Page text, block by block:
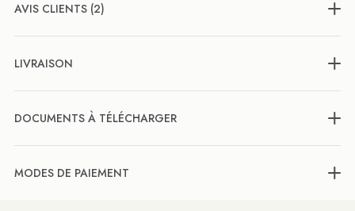
AVIS CLIENTS (2)
LIVRAISON
DOCUMENTS À TÉLÉCHARGER
MODES DE PAIEMENT